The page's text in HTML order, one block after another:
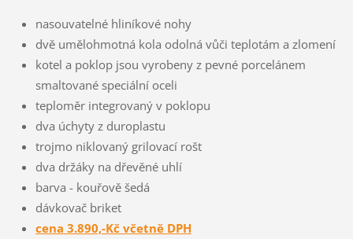
nasouvatelné hliníkové nohy
dvě umělohmotná kola odolná vůči teplotám a zlomení
kotel a poklop jsou vyrobeny z pevné porcelánem
smaltované speciální oceli
teploměr integrovaný v poklopu
dva úchyty z duroplastu
trojmo niklovaný grilovací rošt
dva držáky na dřevěné uhlí
barva - kouřově šedá
dávkovač briket
cena 3.890,-Kč včetně DPH